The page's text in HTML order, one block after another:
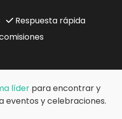
Respuesta rápida
líder para encontrar y
eventos y celebraciones.